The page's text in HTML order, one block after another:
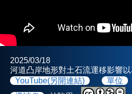
2025/03/18
河道凸岸地形對土石流運移影響
YouTube(另開連結)
單位